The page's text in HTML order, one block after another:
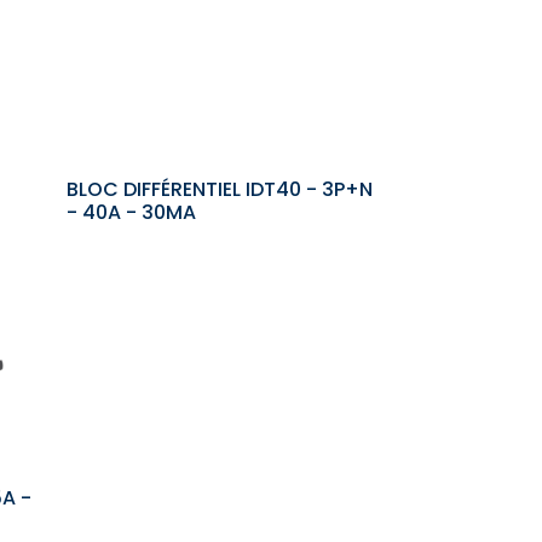
-
BLOC DIFFÉRENTIEL IDT40 - 3P+N
- 40A - 30MA